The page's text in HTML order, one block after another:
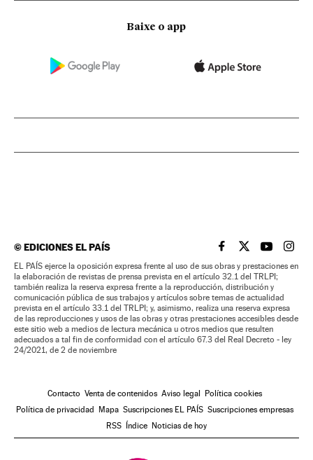
Baixe o app
©EDICIONES EL PAÍS EL PAÍS BRASIL EN
EL PAÍSEL PAÍS
EL
EL PAÍS ejerce la oposición expresa frente al uso de sus obras y prestaciones en
la elaboración de revistas de prensa prevista en el artículo 32.1 del TRLPI;
también realiza la reserva expresa frente a la reproducción, distribución y
comunicación pública de sus trabajos y artículos sobre temas de actualidad
prevista en el artículo 33.1 del TRLPI; y, asimismo, realiza una reserva expresa
de las reproducciones y usos de las obras y otras prestaciones accesibles desde
este sitio web a medios de lectura mecánica u otros medios que resulten
adecuados a tal fin de conformidad con el artículo 67.3 del Real Decreto - ley
24/2021, de 2 de noviembre
Contacto Venta de contenidos Aviso legal Política cookies
Política de privacidad Mapa Suscripciones EL PAÍS Suscripciones empresas
RSS Índice Noticias de hoy